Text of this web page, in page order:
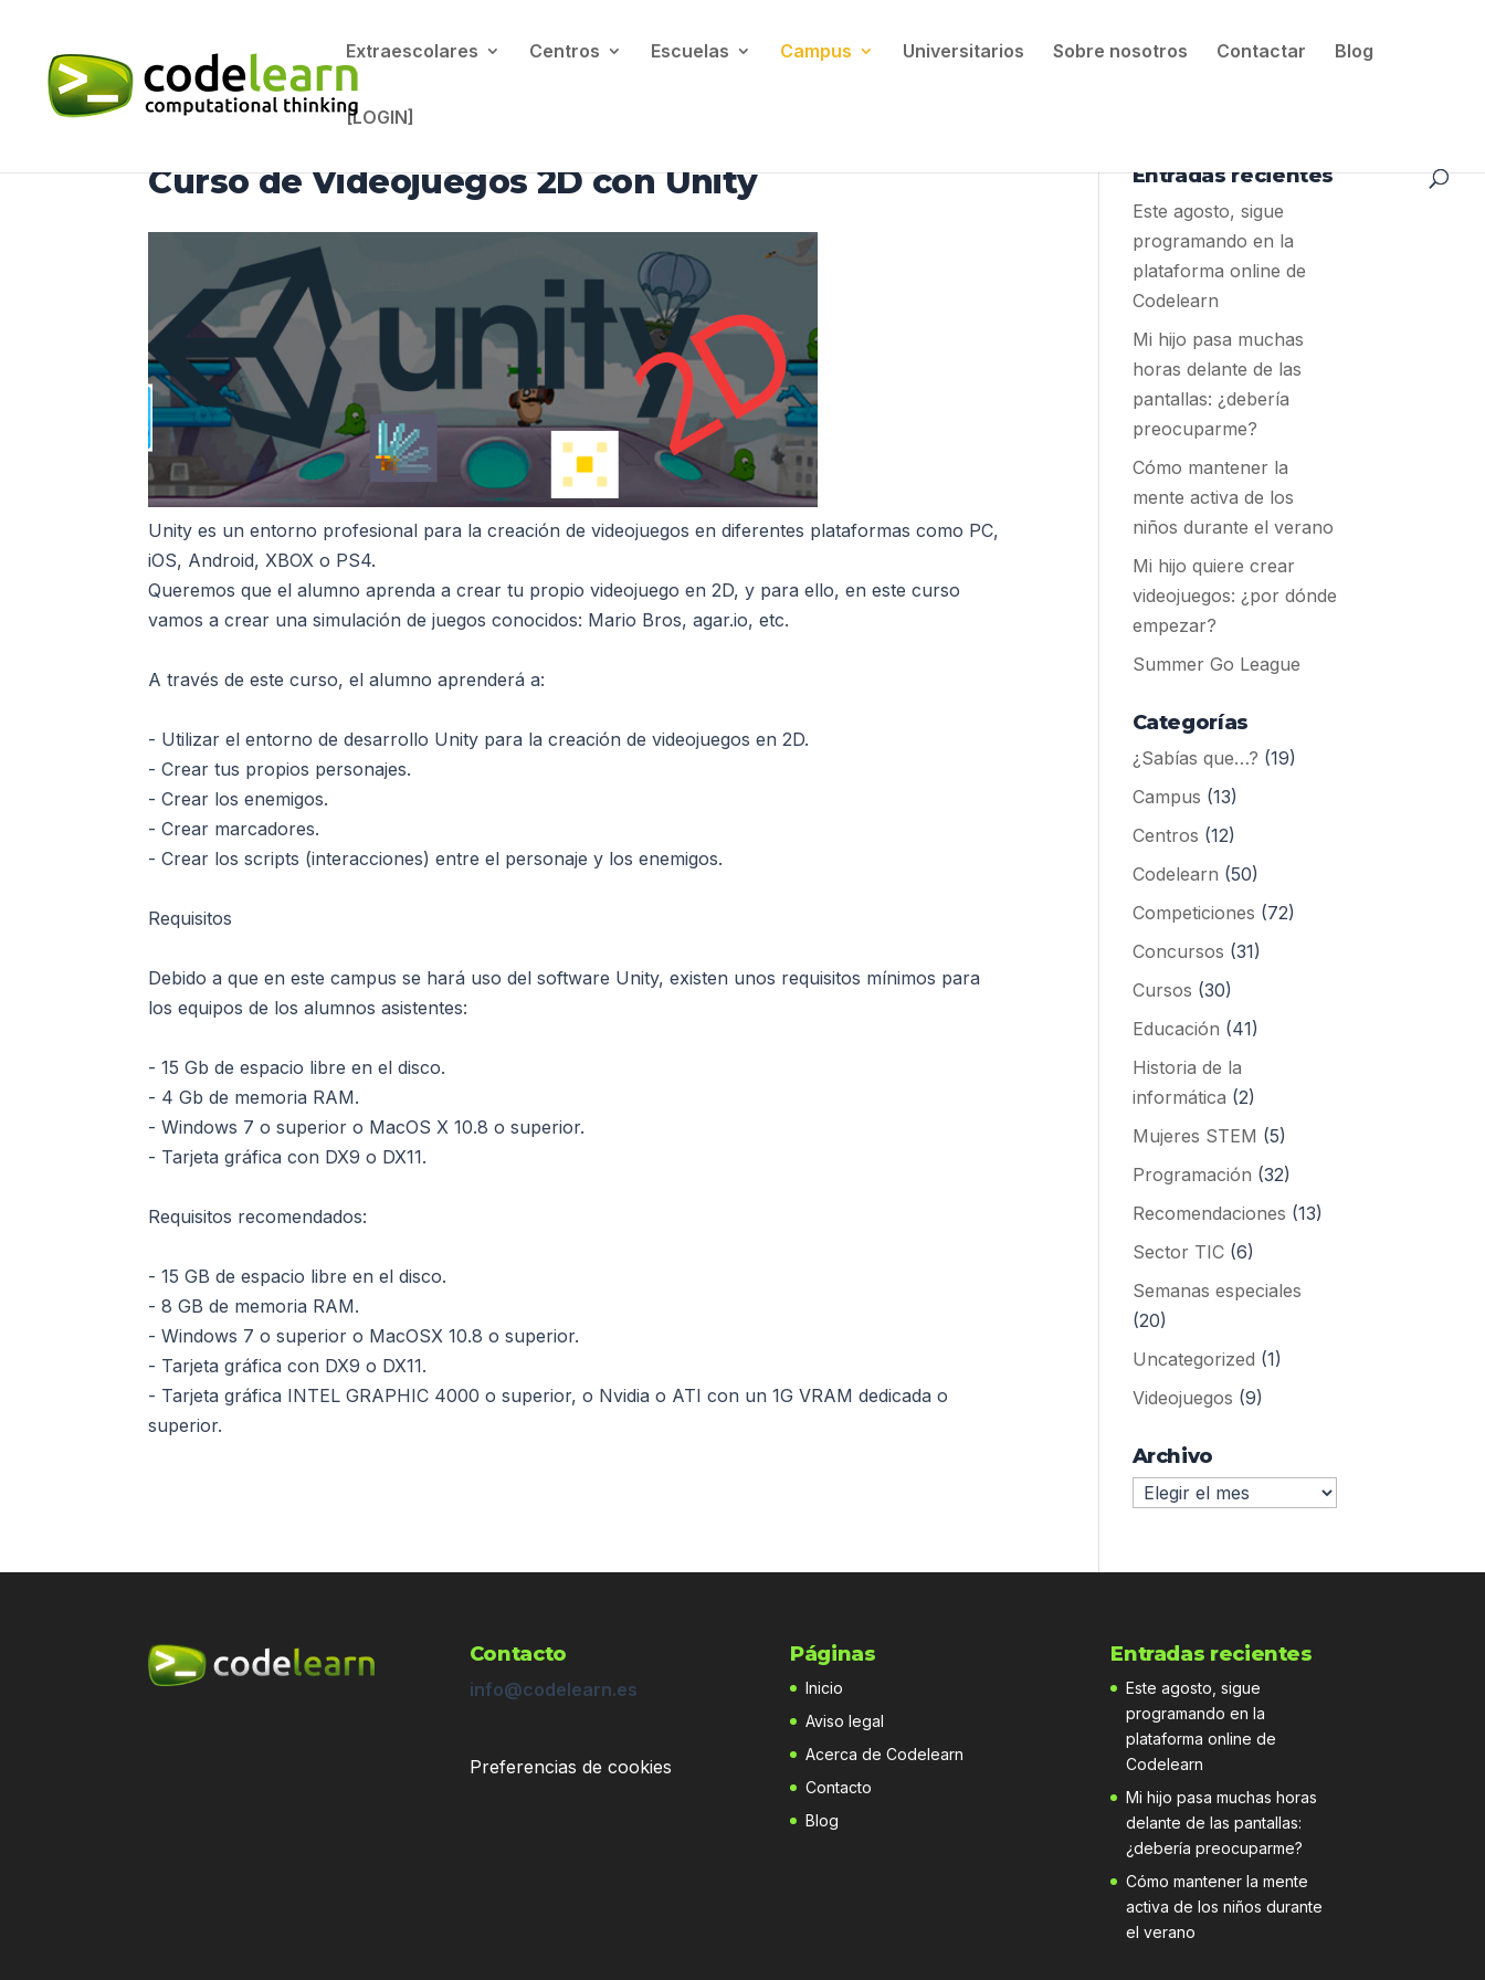
Extraescolares Centros Escuelas Campus Universitarios Sobre nosotros Contactar Blog
[LOGIN]
Curso de Videojuegos 2D con Unity
Unity es un entorno profesional para la creación de videojuegos en diferentes plataformas como PC,
iOS, Android, XBOX o PS4.
Queremos que el alumno aprenda a crear tu propio videojuego en 2D, y para ello, en este curso
vamos a crear una simulación de juegos conocidos: Mario Bros, agar.io, etc.
A través de este curso, el alumno aprenderá a:
- Utilizar el entorno de desarrollo Unity para la creación de videojuegos en 2D.
- Crear tus propios personajes.
- Crear los enemigos.
- Crear marcadores.
- Crear los scripts (interacciones) entre el personaje y los enemigos.
Requisitos
Debido a que en este campus se hará uso del software Unity, existen unos requisitos mínimos para
los equipos de los alumnos asistentes:
- 15 Gb de espacio libre en el disco.
- 4 Gb de memoria RAM.
- Windows 7 o superior o MacOS X 10.8 o superior.
- Tarjeta gráfica con DX9 o DX11.
Requisitos recomendados:
- 15 GB de espacio libre en el disco.
- 8 GB de memoria RAM.
- Windows 7 o superior o MacOSX 10.8 o superior.
- Tarjeta gráfica con DX9 o DX11.
- Tarjeta gráfica INTEL GRAPHIC 4000 o superior, o Nvidia o ATI con un 1G VRAM dedicada o
superior.
Entradas recientes
Este agosto, sigue
programando en la
plataforma online de
Codelearn
Mi hijo pasa muchas
horas delante de las
pantallas: ¿debería
preocuparme?
Cómo mantener la
mente activa de los
niños durante el verano
Mi hijo quiere crear
videojuegos: ¿por dónde
empezar?
Summer Go League
Categorías
¿Sabías que…? (19)
Campus (13)
Centros (12)
Codelearn (50)
Competiciones (72)
Concursos (31)
Cursos (30)
Educación (41)
Historia de la
informática (2)
Mujeres STEM (5)
Programación (32)
Recomendaciones (13)
Sector TIC(6)
Semanas especiales
(20)
Uncategorized (1)
Videojuegos (9)
Archivo
Archivo
Contacto
info@codelearn.es
Preferencias de cookies
Páginas
Inicio
Aviso legal
Acerca de Codelearn
Contacto
Blog
Entradas recientes
Este agosto, sigue
programando en la
plataforma online de
Codelearn
Mi hijo pasa muchas horas
delante de las pantallas:
¿debería preocuparme?
Cómo mantener la mente
activa de los niños durante
el verano